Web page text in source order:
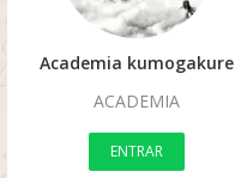
Academia kumogakure
ACADEMIA
ENTRAR